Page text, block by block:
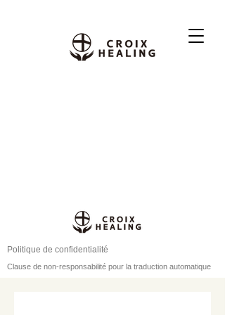
Politique de confidentialité
Clause de non-responsabilité pour la traduction automatique